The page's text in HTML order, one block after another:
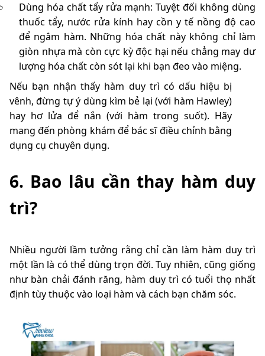
Dùng hóa chất tẩy rửa mạnh: Tuyệt đối không dùng
thuốc tẩy, nước rửa kính hay cồn y tế nồng độ cao
để ngâm hàm. Những hóa chất này không chỉ làm
giòn nhựa mà còn cực kỳ độc hại nếu chẳng may dư
lượng hóa chất còn sót lại khi bạn đeo vào miệng.
Nếu bạn nhận thấy hàm duy trì có dấu hiệu bị
vênh, đừng tự ý dùng kìm bẻ lại (với hàm Hawley)
hay hơ lửa để nắn (với hàm trong suốt). Hãy
mang đến phòng khám để bác sĩ điều chỉnh bằng
dụng cụ chuyên dụng.
6. Bao lâu cần thay hàm duy
trì?
Nhiều người lầm tưởng rằng chỉ cần làm hàm duy trì
một lần là có thể dùng trọn đời. Tuy nhiên, cũng giống
như bàn chải đánh răng, hàm duy trì có tuổi thọ nhất
định tùy thuộc vào loại hàm và cách bạn chăm sóc.